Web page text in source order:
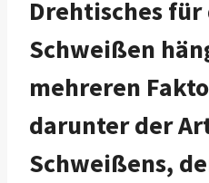
Drehtisches für
Schweißen
mehreren
darunter der
Schweißens,